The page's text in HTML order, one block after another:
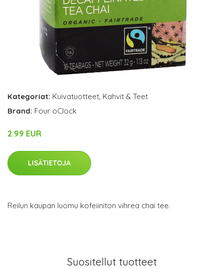
Kategoriat: Kuivatuotteet, Kahvit & Teet
Brand: Four oClock
2.99 EUR
LISÄTIETOJA
Reilun kaupan luomu kofeiiniton vihreä chai tee.
Suositellut tuotteet